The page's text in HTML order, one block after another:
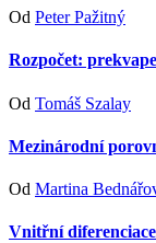
Od Peter Pažitný
Rozpočet:
Od Tomáš Szalay
Mezinárodní
Od Martina
Vnitřní